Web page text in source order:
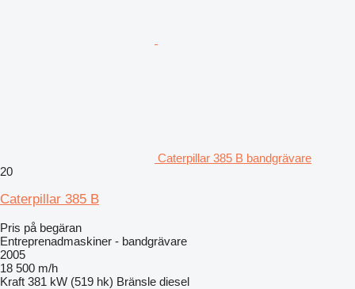
Caterpillar 385 B bandgrävare
20
Caterpillar 385 B
Pris på begäran
Entreprenadmaskiner - bandgrävare
2005
18 500 m/h
Kraft 381 kW (519 hk) Bränsle diesel